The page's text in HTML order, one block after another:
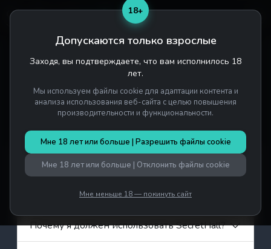
Часто задаваемые вопросы
Часто задаваемые вопросы
Общее
Что такое SecretHall?
Как это работает?
Почему я должен использовать SecretHall?
18+
Допускаются только взрослые
Заходя, вы подтверждаете, что вам исполнилось 18
лет.
Мы используем файлы cookie для адаптации контента и
анализа использования веб-сайта с целью повышения
производительности и функциональности.
Мне 18 лет или больше | Разрешить файлы cookie
Мне 18 лет или больше | Отклонить файлы cookie
Мне меньше 18 — покинуть сайт